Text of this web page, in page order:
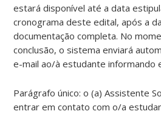
estará disponível até a data
cronograma deste edital, após a
documentação completa. No
conclusão, o sistema enviará
e-mail ao/à estudante informando
Parágrafo único: o (a) Assistente
entrar em contato com o/a